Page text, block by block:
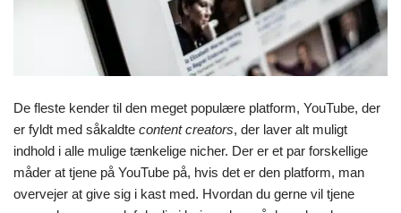
De fleste kender til den meget populære platform, YouTube, der
er fyldt med såkaldte content creators, der laver alt muligt
indhold i alle mulige tænkelige nicher. Der er et par forskellige
måder at tjene på YouTube på, hvis det er den platform, man
overvejer at give sig i kast med. Hvordan du gerne vil tjene